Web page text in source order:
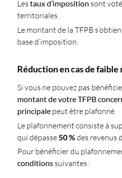
Les taux d’imposition sont
territoriales.
Le montant de la TFPB
base d’imposition.
Réduction en cas de faible
Si vous ne pouvez pas
montant de votre TFPB
principale peut être plafonné.
Le plafonnement consiste à
qui dépasse 50 %des revenus
Pour bénéficier du
conditions suivantes :